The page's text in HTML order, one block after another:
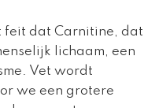
feit dat Carnitine, dat
lichaam, een
Vet wordt
we een grotere